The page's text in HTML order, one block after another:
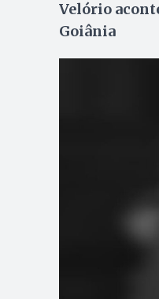
Velório
Goiânia